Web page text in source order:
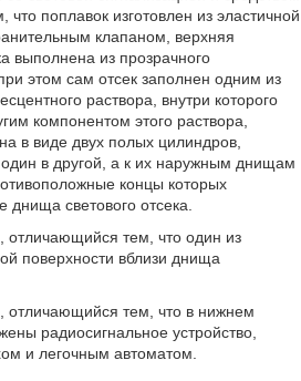
поплавок изготовлен из эластичной
клапаном, верхняя
выполнена из прозрачного
этом сам отсек заполнен одним из
раствора, внутри которого
компонентом этого раствора,
в виде двух полых цилиндров,
один в другой, а к их наружным днищам
концы которых
светового отсека.
отличающийся тем, что один из
поверхности вблизи днища
отличающийся тем, что в нижнем
радиосигнальное устройство,
и легочным автоматом.